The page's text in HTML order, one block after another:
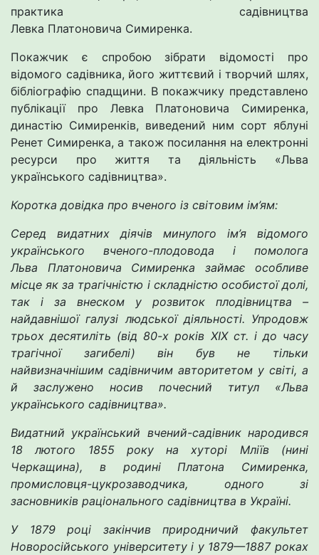
практика садівництва
Левка Платоновича Симиренка.
Покажчик є спробою зібрати відомості про
відомого садівника, його життєвий і творчий шлях,
бібліографію спадщини. В покажчику представлено
публікації про Левка Платоновича Симиренка,
династію Симиренків, виведений ним сорт яблуні
Ренет Симиренка, а також посилання на електронні
ресурси про життя та діяльність «Льва
українського садівництва».
Коротка довідка про вченого із світовим ім’ям:
Серед видатних діячів минулого ім’я відомого
українського вченого-плодовода і помолога
Льва Платоновича Симиренка займає особливе
місце як за трагічністю і складністю особистої долі,
так і за внеском у розвиток плодівництва –
найдавнішої галузі людської діяльності. Упродовж
трьох десятиліть (від 80-х років ХІХ ст. і до часу
трагічної загибелі) він був не тільки
найвизначнішим садівничим авторитетом у світі, а
й заслужено носив почесний титул «Льва
українського садівництва».
Видатний український вчений-садівник народився
18 лютого 1855 року на хуторі Мліїв (нині
Черкащина), в родині Платона Симиренка,
промисловця-цукрозаводчика, одного зі
засновників раціонального садівництва в Україні.
У 1879 році закінчив природничий факультет
Новоросійського університету і у 1879—1887 роках